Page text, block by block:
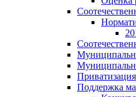
Приватизация
Поддержка